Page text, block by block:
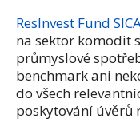
ResInvest Fund
na sektor komodit
průmyslové
benchmark ani
do všech
poskytování úvěrů